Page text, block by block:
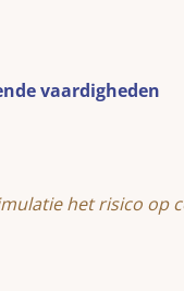
vaardigheden
het risico op